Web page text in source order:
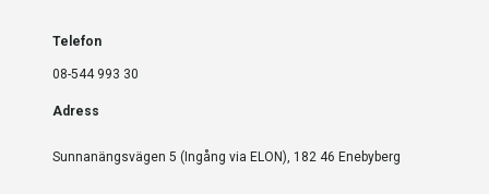
Telefon
08-544 993 30
Adress
Sunnanängsvägen 5 (Ingång via ELON), 182 46 Enebyberg